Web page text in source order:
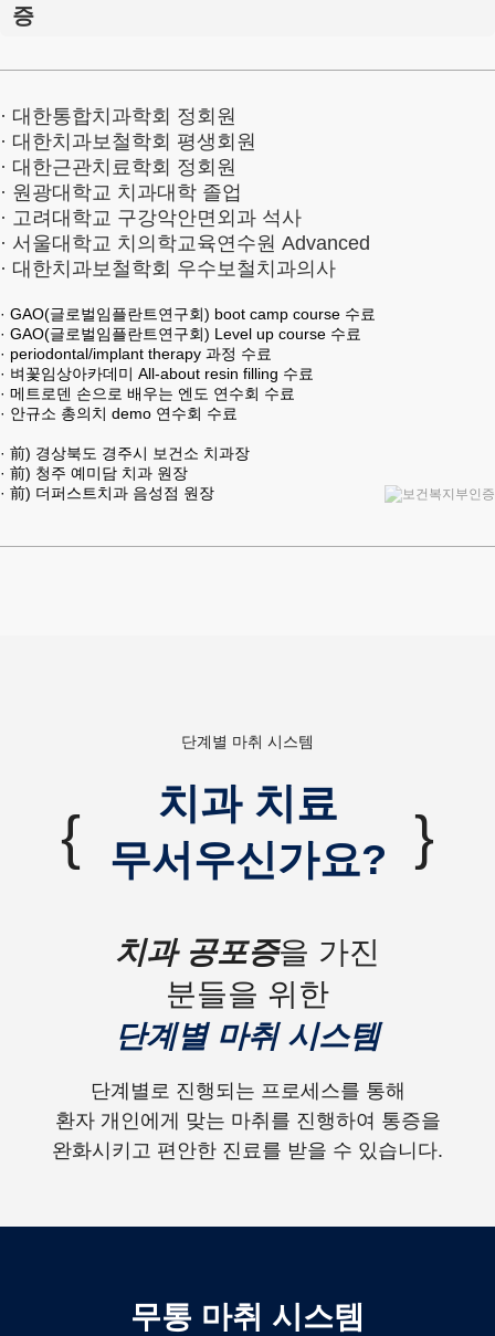
· 대한통합치과학회 정회원
· 대한치과보철학회 평생회원
· 대한근관치료학회 정회원
· 원광대학교 치과대학 졸업
· 고려대학교 구강악안면외과 석사
· 서울대학교 치의학교육연수원 Advanced
· 대한치과보철학회 우수보철치과의사
· GAO(글로벌임플란트연구회) boot camp course 수료
· GAO(글로벌임플란트연구회) Level up course 수료
· periodontal/implant therapy 과정 수료
· 벼꽃임상아카데미 All-about resin filling 수료
· 메트로덴 손으로 배우는 엔도 연수회 수료
· 안규소 총의치 demo 연수회 수료
· 前) 경상북도 경주시 보건소 치과장
· 前) 청주 예미담 치과 원장
· 前) 더퍼스트치과 음성점 원장
단계별 마취 시스템
{
치과 치료
무서우신가요?
}
치과 공포증을 가진
분들을 위한
단계별 마취 시스템
단계별로 진행되는 프로세스를 통해
환자 개인에게 맞는 마취를 진행하여 통증을
완화시키고 편안한 진료를 받을 수 있습니다.
무통 마취 시스템